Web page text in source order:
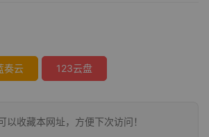
奏云 123云盘
以收藏本网址，方便下次访问！